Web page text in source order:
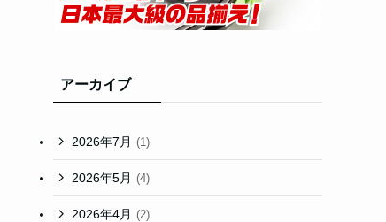
アーカイブ
2026年7月 (1)
2026年5月 (4)
2026年4月 (2)